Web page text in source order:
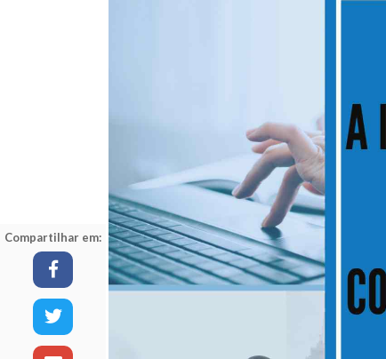
Compartilhar em: